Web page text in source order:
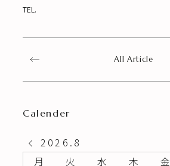
TEL.
All Article
Calender
2026 . 8
月
火 水 木 金